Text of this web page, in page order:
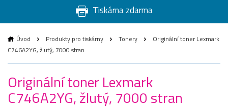
Tiskárna zdarma
Úvod Produkty pro tiskárny Tonery
Originální toner Lexmark
C746A2YG, žlutý, 7000 stran
Originální toner Lexmark
C746A2YG, žlutý, 7000 stran